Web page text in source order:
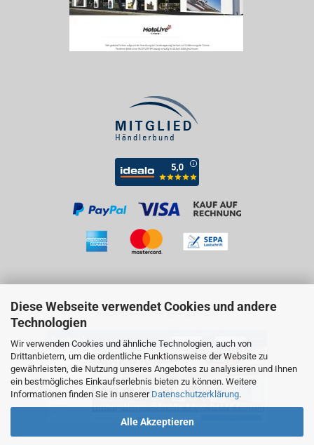
Diese Webseite verwendet Cookies und andere
Technologien
Wir verwenden Cookies und ähnliche Technologien, auch von
Drittanbietern, um die ordentliche Funktionsweise der Website zu
gewährleisten, die Nutzung unseres Angebotes zu analysieren und Ihnen
ein bestmögliches Einkaufserlebnis bieten zu können. Weitere
Informationen finden Sie in unserer Datenschutzerklärung.
Alle Akzeptieren
Besuchen Sie uns auf Facebook!